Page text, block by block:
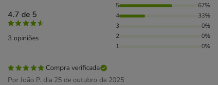
4.7 de 5
3 opiniões
67% das pessoas avaliaram com 5 estrelas, 33% das
5
67%
4
33%
3
0%
2
0%
1
0%
Compra verificada
Por João P. dia 25 de outubro de 2025